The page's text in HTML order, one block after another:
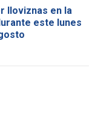
lloviznas en la
este lunes